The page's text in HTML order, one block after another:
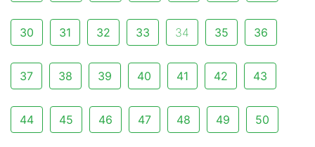
30 31 32 33 34 35 36
37 38 39 40 41 42 43
44 45 46 47 48 49 50